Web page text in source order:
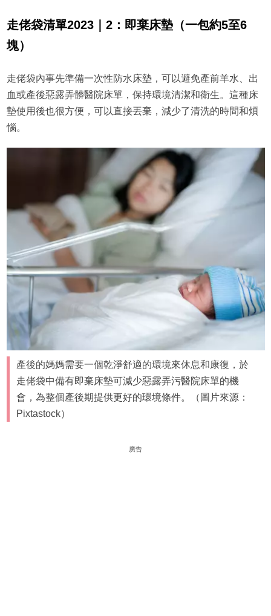
走佬袋清單2023｜2：即棄床墊（一包約5至6
塊）
走佬袋內事先準備一次性防水床墊，可以避免產前羊水、出
血或產後惡露弄髒醫院床單，保持環境清潔和衛生。這種床
墊使用後也很方便，可以直接丟棄，減少了清洗的時間和煩
惱。
產後的媽媽需要一個乾淨舒適的環境來休息和康復，於
走佬袋中備有即棄床墊可減少惡露弄污醫院床單的機
會，為整個產後期提供更好的環境條件。（圖片來源：
Pixtastock）
廣告